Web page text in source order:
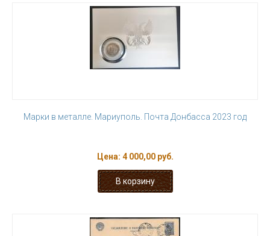
Марки в металле. Мариуполь. Почта Донбасса 2023 год
Цена: 4 000,00 руб.